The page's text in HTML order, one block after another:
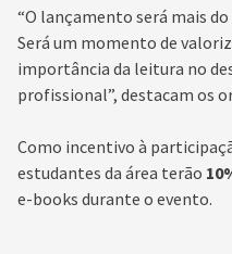
“O lançamento será mais
Será um momento de
importância da leitura no
profissional”, destacam os
Como incentivo à
estudantes da área terão
e-books durante o evento.